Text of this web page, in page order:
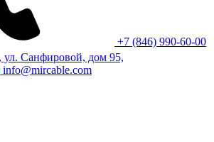
+7 (846) 990-60-00
ул. Санфировой, дом 95,
info@mircable.com